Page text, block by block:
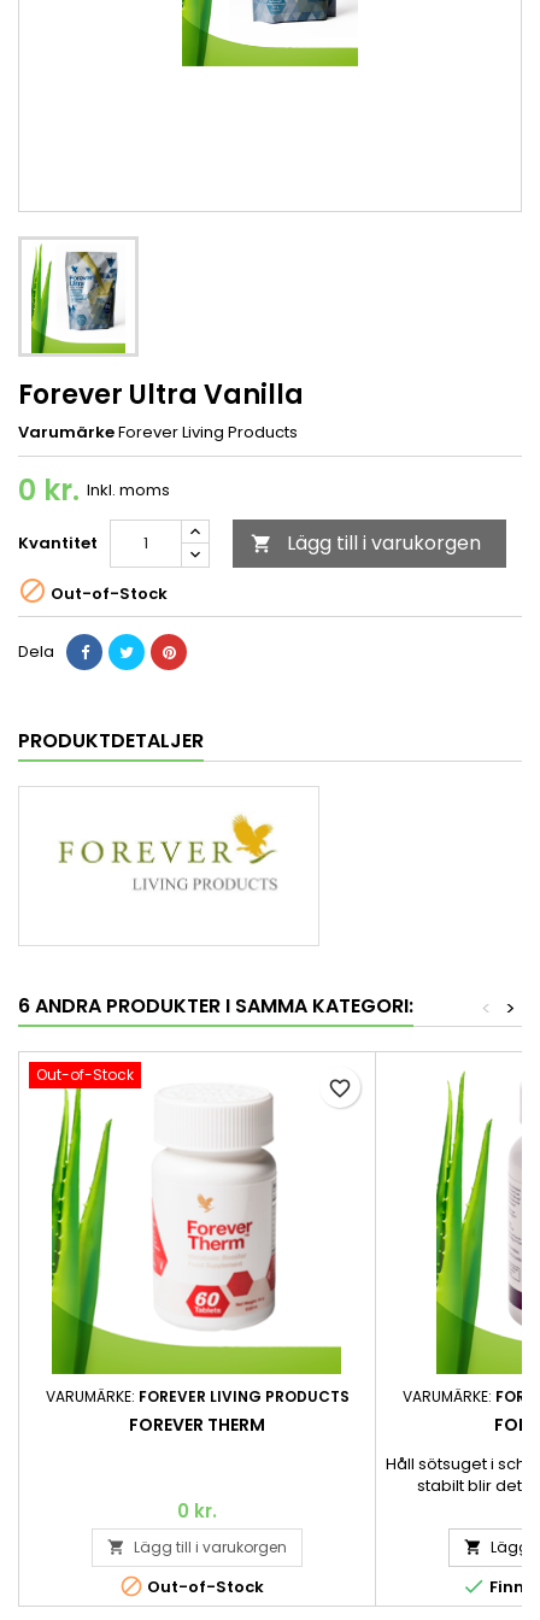
Forever Ultra Vanilla
VarumärkeForever Living Products
0 kr. Inkl. moms
Kvantitet  Lägg till i varukorgen
 Out-of-Stock
Dela
PRODUKTDETALJER
6 ANDRA PRODUKTER I SAMMA KATEGORI: >
<
Out-of-Stock
VARUMÄRKE: FOREVER LIVING PRODUCTS
FOREVER THERM
0 kr.
 Lägg till i varukorgen
 Out-of-Stock
favorite_border
VARUMÄRKE:
Håll sötsuget i
stabilt blir det
med extrakt av
samt krom, som
normal
 Lägg
